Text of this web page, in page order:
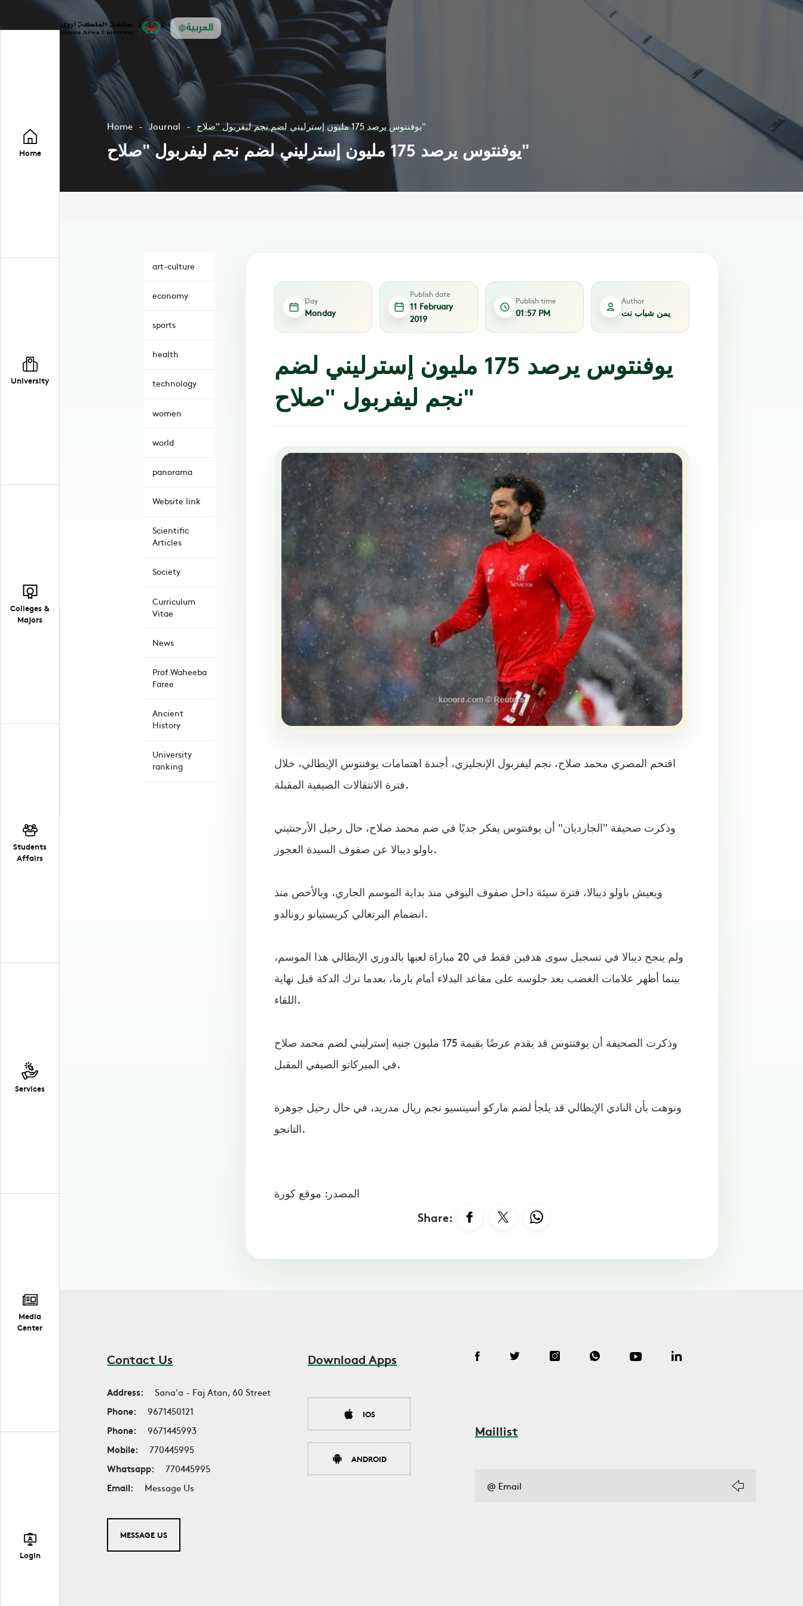
العربية
Home
University
Colleges &
Majors
Students
Affairs
Services
Media
Center
Login
Home Journal يوفنتوس يرصد 175 مليون إسترليني لضم نجم ليفربول "صلاح"
يوفنتوس يرصد 175 مليون إسترليني لضم نجم ليفربول "صلاح"
art-culture
economy
sports
health
technology
women
world
panorama
Website link
Scientific
Articles
Society
Curriculum
Vitae
News
Prof.Waheeba
Faree
Ancient
History
University
ranking
Day
Monday
Publish date
11 February
2019
Publish time
01:57 PM
Author
يمن شباب نت
يوفنتوس يرصد 175 مليون إسترليني لضم
نجم ليفربول "صلاح"
اقتحم المصري محمد صلاح، نجم ليفربول الإنجليزي، أجندة اهتمامات يوفنتوس الإيطالي، خلال
فترة الانتقالات الصيفية المقبلة.
وذكرت صحيفة "الجارديان" أن يوفنتوس يفكر جديًا في ضم محمد صلاح، حال رحيل الأرجنتيني
باولو ديبالا عن صفوف السيدة العجوز.
ويعيش باولو ديبالا، فترة سيئة داخل صفوف اليوفي منذ بداية الموسم الجاري، وبالأخص منذ
انضمام البرتغالي كريستيانو رونالدو.
ولم ينجح ديبالا في تسجيل سوى هدفين فقط في 20 مباراة لعبها بالدوري الإيطالي هذا الموسم،
بينما أظهر علامات الغضب بعد جلوسه على مقاعد البدلاء أمام بارما، بعدما ترك الدكة قبل نهاية
اللقاء.
وذكرت الصحيفة أن يوفنتوس قد يقدم عرضًا بقيمة 175 مليون جنيه إسترليني لضم محمد صلاح
في الميركاتو الصيفي المقبل.
ونوهت بأن النادي الإيطالي قد يلجأ لضم ماركو أسينسيو نجم ريال مدريد، في حال رحيل جوهرة
التانجو.
المصدر: موقع كورة
Share:
Contact Us
Address:
Sana'a - Faj Atan, 60 Street
Phone:
9671450121
Phone:
9671445993
Mobile:
770445995
Whatsapp:
770445995
Email:
Message Us
MESSAGE US
Download Apps
IOS
ANDROID
Maillist